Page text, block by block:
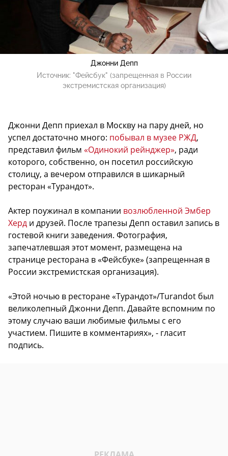
Джонни Депп
Источник: "Фейсбук" (запрещенная в России
экстремистская организация)
Джонни Депп приехал в Москву на пару дней, но
успел достаточно много: побывал в музее РЖД,
представил фильм «Одинокий рейнджер», ради
которого, собственно, он посетил российскую
столицу, а вечером отправился в шикарный
ресторан «Турандот».
Актер поужинал в компании возлюбленной Эмбер
Херд и друзей. После трапезы Депп оставил запись в
гостевой книги заведения. Фотография,
запечатлевшая этот момент, размещена на
странице ресторана в «Фейсбуке» (запрещенная в
России экстремистская организация).
«Этой ночью в ресторане «Турандот»/Turandot был
великолепный Джонни Депп. Давайте вспомним по
этому случаю ваши любимые фильмы с его
участием. Пишите в комментариях», - гласит
подпись.